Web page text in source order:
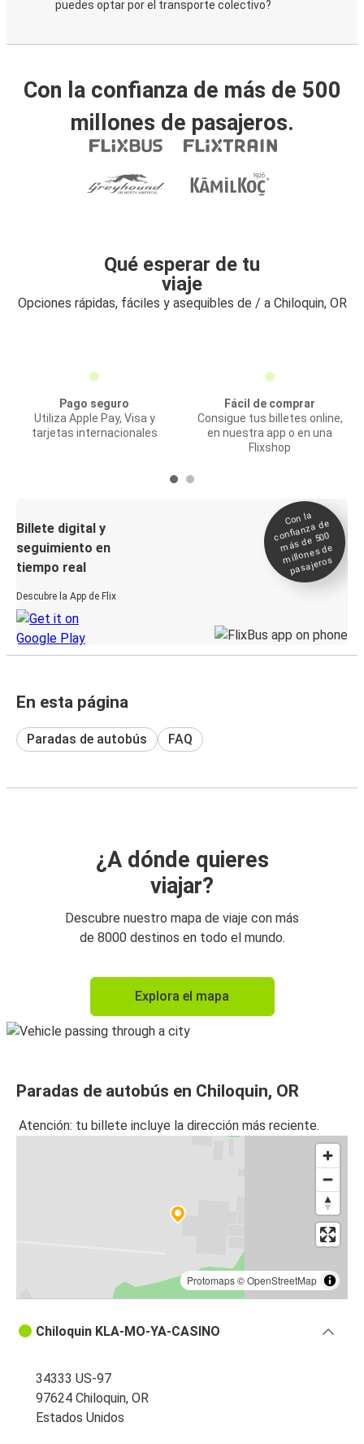
puedes optar por el transporte colectivo?
Con la confianza de más de 500
millones de pasajeros.
Qué esperar de tu
viaje
Opciones rápidas, fáciles y asequibles de / a Chiloquin, OR
Pago seguro
Utiliza Apple Pay, Visa y
tarjetas internacionales
Fácil de comprar
Consigue tus billetes online,
en nuestra app o en una
Flixshop
Billete digital y
seguimiento en
tiempo real
Descubre la App de Flix
Con la
confianza de
más de 500
millones de
pasajeros
En esta página
Paradas de autobús FAQ
¿A dónde quieres
viajar?
Descubre nuestro mapa de viaje con más
de 8000 destinos en todo el mundo.
Explora el mapa
Paradas de autobús en Chiloquin, OR
Atención: tu billete incluye la dirección más reciente.
Protomaps©OpenStreetMap
Chiloquin KLA-MO-YA-CASINO
34333 US-97
97624 Chiloquin, OR
Estados Unidos